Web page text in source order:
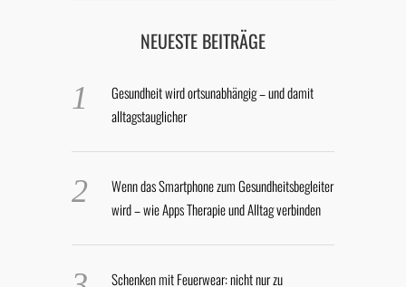
NEUESTE BEITRÄGE
Gesundheit wird ortsunabhängig – und damit
alltagstauglicher
Wenn das Smartphone zum Gesundheitsbegleiter
wird – wie Apps Therapie und Alltag verbinden
Schenken mit Feuerwear: nicht nur zu